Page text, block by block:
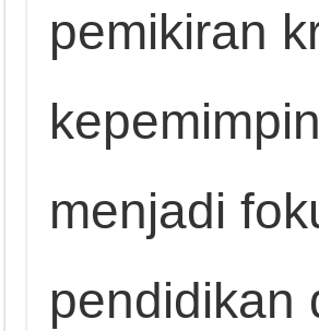
pemikiran
menjadi
pendidikan